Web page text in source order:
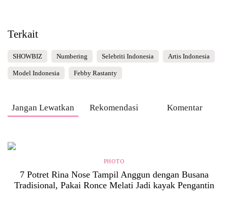
Terkait
SHOWBIZ Numbering Selebriti Indonesia Artis Indonesia
Model Indonesia Febby Rastanty
Jangan Lewatkan Rekomendasi Komentar
PHOTO
7 Potret Rina Nose Tampil Anggun dengan Busana
Tradisional, Pakai Ronce Melati Jadi kayak Pengantin